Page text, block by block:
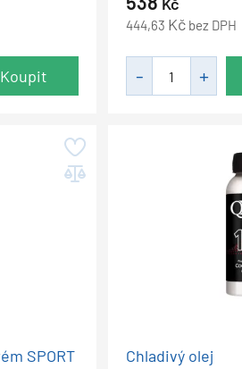
Koupit
444,63 Kč bez DPH
SPORT
Chladivý olej